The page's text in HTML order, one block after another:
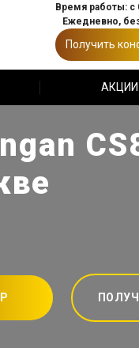
Время работы: с
Ежедневно,
Получить
АКЦИИ